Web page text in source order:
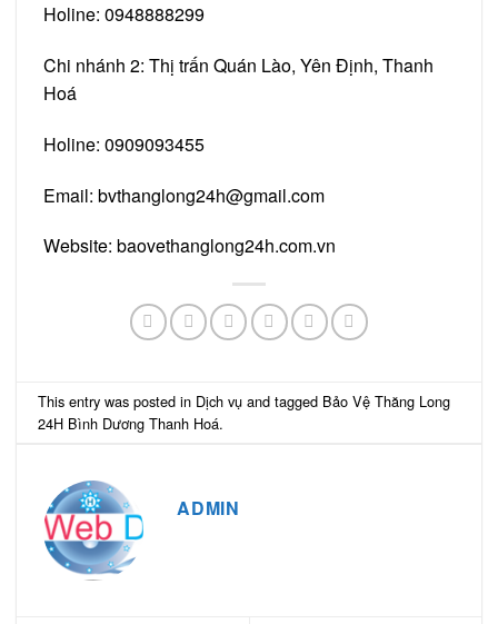
Holine: 0948888299
Chi nhánh 2: Thị trấn Quán Lào, Yên Định, Thanh
Hoá
Holine: 0909093455
Email: bvthanglong24h@gmail.com
Website: baovethanglong24h.com.vn
This entry was posted in Dịch vụ and tagged Bảo Vệ Thăng Long
24H Bình Dương Thanh Hoá.
ADMIN